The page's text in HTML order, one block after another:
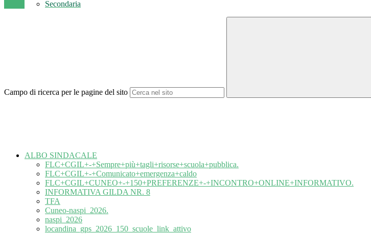
Secondaria
Campo di ricerca per le pagine del sito
ALBO SINDACALE
FLC+CGIL+-+Sempre+più+tagli+risorse+scuola+pubblica.
FLC+CGIL+-+Comunicato+emergenza+caldo
FLC+CGIL+CUNEO+-+150+PREFERENZE+-+INCONTRO+ONLINE+INFORMATIVO.
INFORMATIVA GILDA NR. 8
TFA
Cuneo-naspi_2026.
naspi_2026
locandina_gps_2026_150_scuole_link_attivo